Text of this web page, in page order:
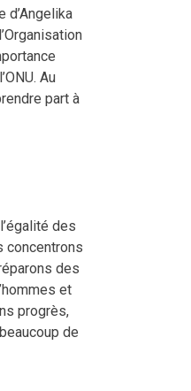
d’Angelika
Au
part à
des
concentrons
des
et
progrès,
de